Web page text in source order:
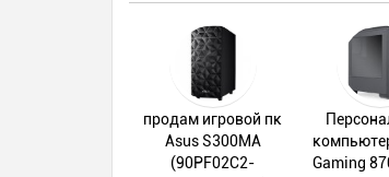
продам игровой пк
Asus S300MA
(90PF02C2-
Gaming